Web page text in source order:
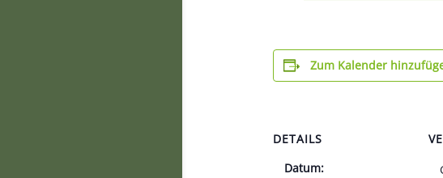
Zum Kalender
DETAILS
Datum: